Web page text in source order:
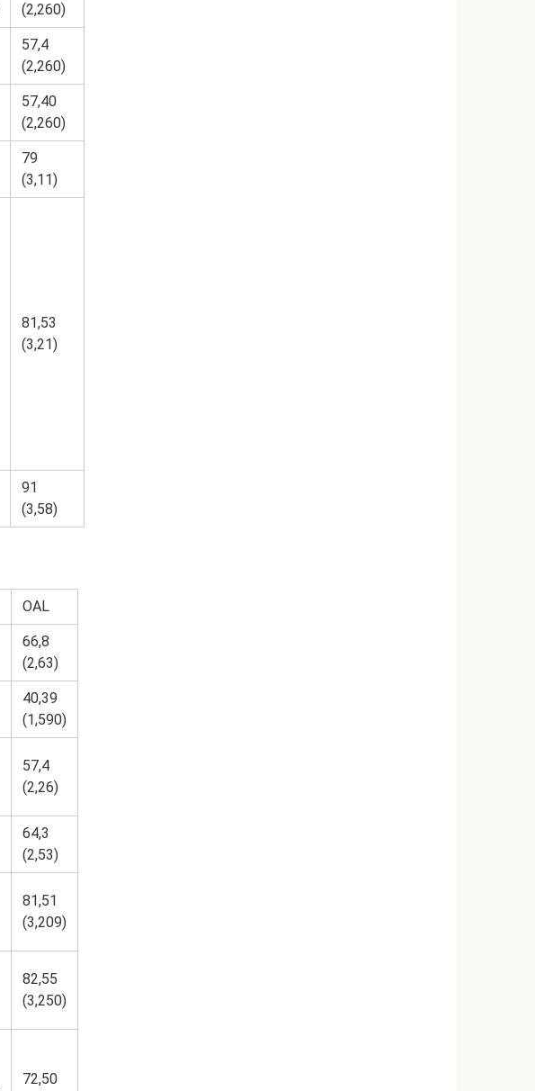
(2,260)
57,4
(2,260)
57,40
(2,260)
79
(3,11)
81,53
(3,21)
91
(3,58)
OAL
66,8
(2,63)
40,39
(1,590)
57,4
(2,26)
64,3
(2,53)
81,51
(3,209)
82,55
(3,250)
72,50